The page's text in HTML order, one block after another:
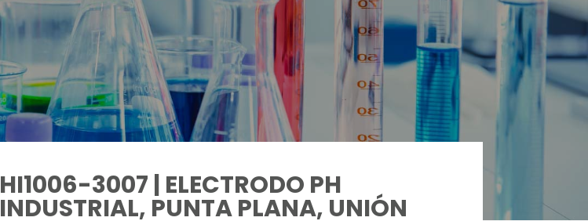
HI1006-3007 | ELECTRODO PH
INDUSTRIAL, PUNTA PLANA, UNIÓN